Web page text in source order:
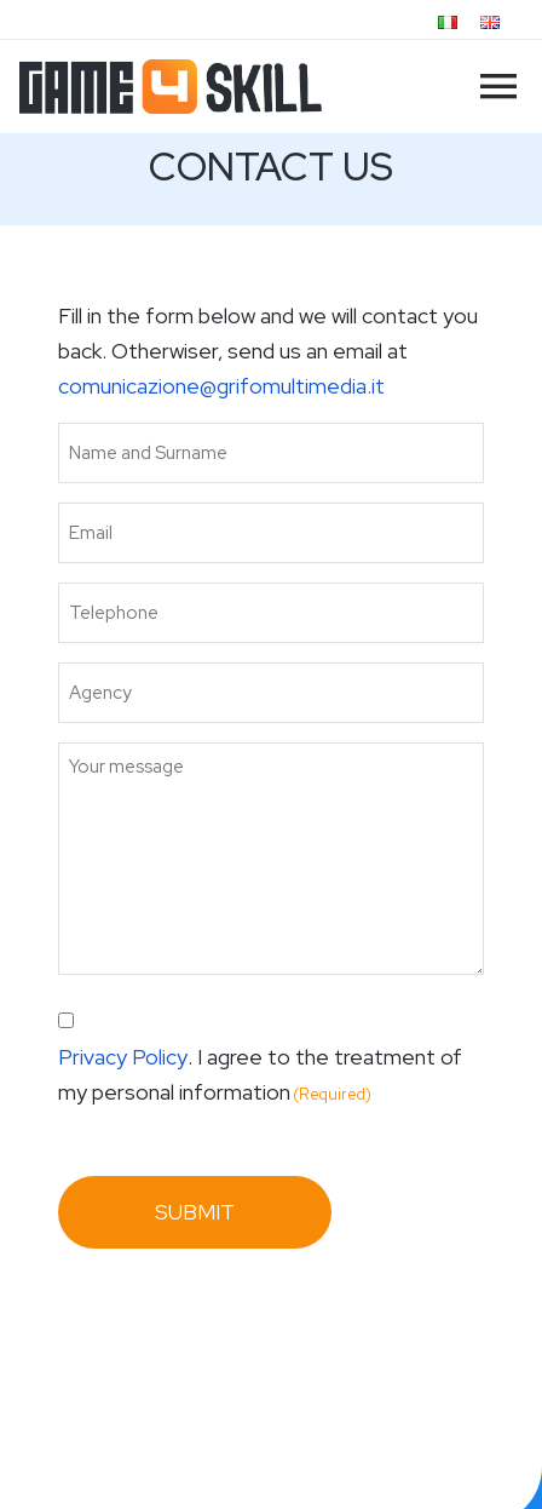
CONTACT US
Fill in the form below and we will contact you
back. Otherwiser, send us an email at
comunicazione@grifomultimedia.it
Surname
(Required)
Message
Consenso
(Required)
Privacy Policy. I agree to the treatment of
my personal information (Required)